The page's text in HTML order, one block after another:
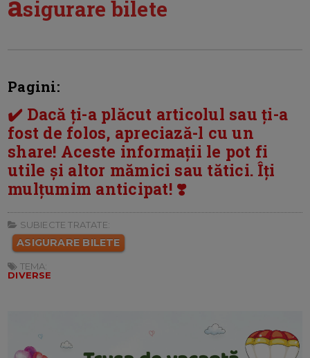
sigurare bilete
Pagini:
✔️ Dacă ți-a plăcut articolul sau ți-a
fost de folos, apreciază-l cu un
share! Aceste informații le pot fi
utile și altor mămici sau tătici. Îți
mulțumim anticipat! ❣️
SUBIECTE TRATATE:
ASIGURARE BILETE
TEMA:
DIVERSE